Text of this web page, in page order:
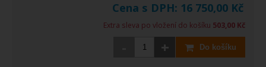
Cena s DPH: 16 750,00 Kč
Extra sleva po vložení do košíku 503,00 Kč
+ Do košíku